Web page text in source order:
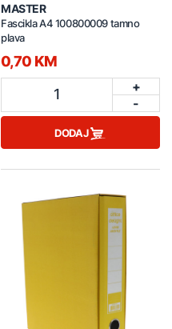
MASTER
Fascikla A4 100800009 tamno
plava
0,70 KM
1
+
-
DODAJ